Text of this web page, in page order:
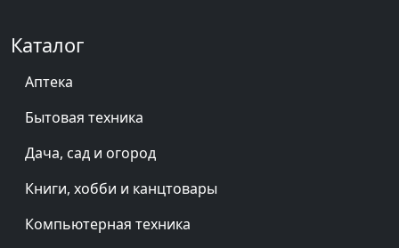
Каталог
Аптека
Бытовая техника
Дача, сад и огород
Книги, хобби и канцтовары
Компьютерная техника